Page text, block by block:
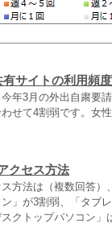
サイトの利用頻
年3月の外出自粛要
せて4割弱です。女
クセス方法
方法は（複数回答
」が3割弱、「タブ
クトップパソコン」